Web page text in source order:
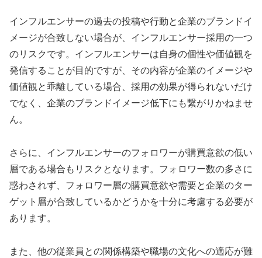
インフルエンサーの過去の投稿や行動と企業のブランドイ
メージが合致しない場合が、インフルエンサー採用の一つ
のリスクです。インフルエンサーは自身の個性や価値観を
発信することが目的ですが、その内容が企業のイメージや
価値観と乖離している場合、採用の効果が得られないだけ
でなく、企業のブランドイメージ低下にも繋がりかねませ
ん。
さらに、インフルエンサーのフォロワーが購買意欲の低い
層である場合もリスクとなります。フォロワー数の多さに
惑わされず、フォロワー層の購買意欲や需要と企業のター
ゲット層が合致しているかどうかを十分に考慮する必要が
あります。
また、他の従業員との関係構築や職場の文化への適応が難